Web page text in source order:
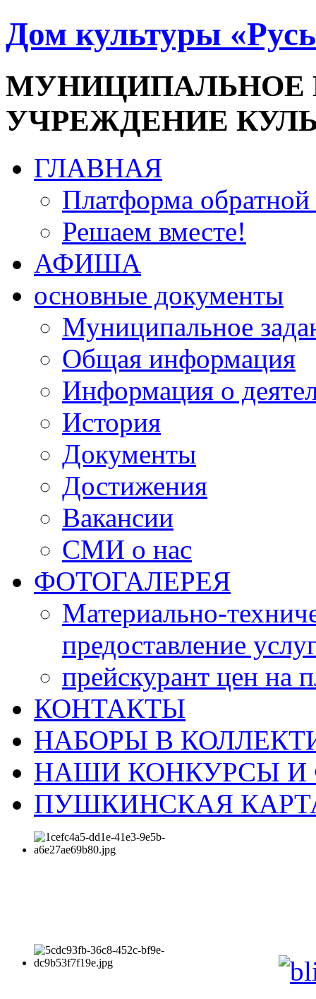
Дом культуры
УЧРЕЖДЕНИЕ
ГЛАВНАЯ
Платформа обратной
Решаем вместе!
АФИША
основные документы
Муниципальное
Общая информация
Информация о
История
Документы
Достижения
Вакансии
СМИ о нас
ФОТОГАЛЕРЕЯ
Материально-
предоставление
прейскурант цен на
КОНТАКТЫ
НАБОРЫ В
НАШИ КОНКУРСЫ И
ПУШКИНСКАЯ